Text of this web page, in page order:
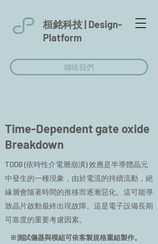
桓銘科技 | Design-
Platform
聯絡我們
Time-Dependent gate oxide
Breakdown
TDDB (依時性介電層崩潰) 效應是半導體晶元
中發生的一種現象，由於電流的持續流動，絕
緣層會隨著時間的推移而逐漸惡化。這可能導
致晶片啟動最終出現故障。這是電子設備長期
可靠度的重要考慮因素。
※測試儀器與模組可依客製規格重組製作。